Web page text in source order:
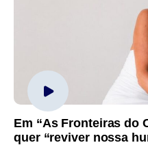
Em “As Fronteiras do
quer “reviver nossa